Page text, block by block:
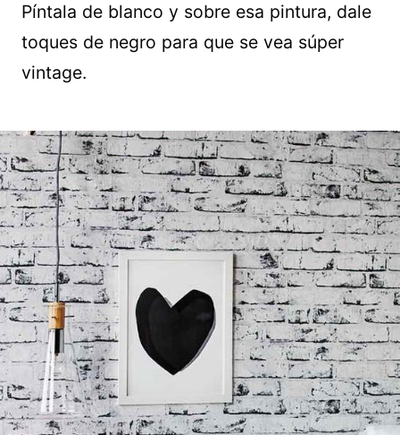
Píntala de blanco y sobre esa pintura, dale
toques de negro para que se vea súper
vintage.